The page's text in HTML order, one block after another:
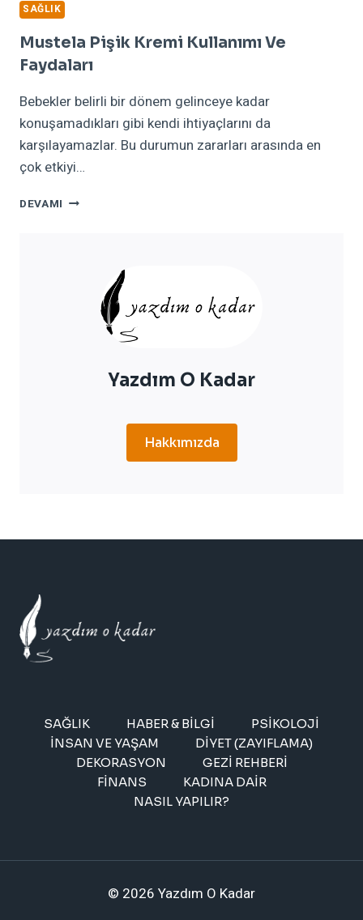
SAĞLIK
Mustela Pişik Kremi Kullanımı Ve
Faydaları
Bebekler belirli bir dönem gelinceye kadar
konuşamadıkları gibi kendi ihtiyaçlarını da
karşılayamazlar. Bu durumun zararları arasında en
çok etkiyi…
DEVAMI MUSTELA
FAYDALARI
Yazdım O Kadar
Hakkımızda
SAĞLIK HABER & BILGI
PSIKOLOJI
İNSAN VE YAŞAM
DIYET (ZAYIFLAMA)
DEKORASYON
GEZI REHBERI
FINANS
KADINA DAIR
NASIL YAPILIR?
© 2026 Yazdım O Kadar